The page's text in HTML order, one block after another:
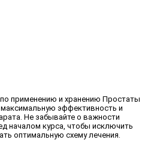
применению и хранению Простаты
эффективность и
Не забывайте о важности
началом курса, чтобы исключить
оптимальную схему лечения.